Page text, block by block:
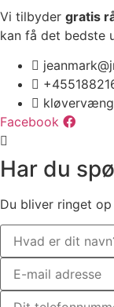
Vi tilbyder gratis
kan få det bedste
Facebook
Har du
Du bliver ringet